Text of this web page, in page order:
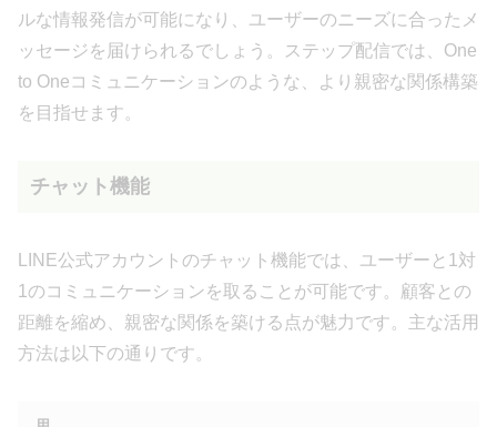
ルな情報発信が可能になり、ユーザーのニーズに合ったメ
ッセージを届けられるでしょう。ステップ配信では、One
to Oneコミュニケーションのような、より親密な関係構築
を目指せます。
チャット機能
LINE公式アカウントのチャット機能では、ユーザーと1対
1のコミュニケーションを取ることが可能です。顧客との
距離を縮め、親密な関係を築ける点が魅力です。主な活用
方法は以下の通りです。